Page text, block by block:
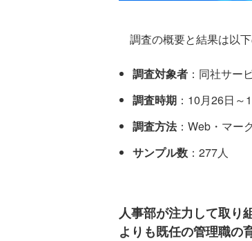
調査の概要と結果は以下
調査対象者 ：同社サー
調査時期 ：10月26日～
調査方法：Web・マー
サンプル数 ：277人
人事部が注力して取り
よりも既任の管理職の